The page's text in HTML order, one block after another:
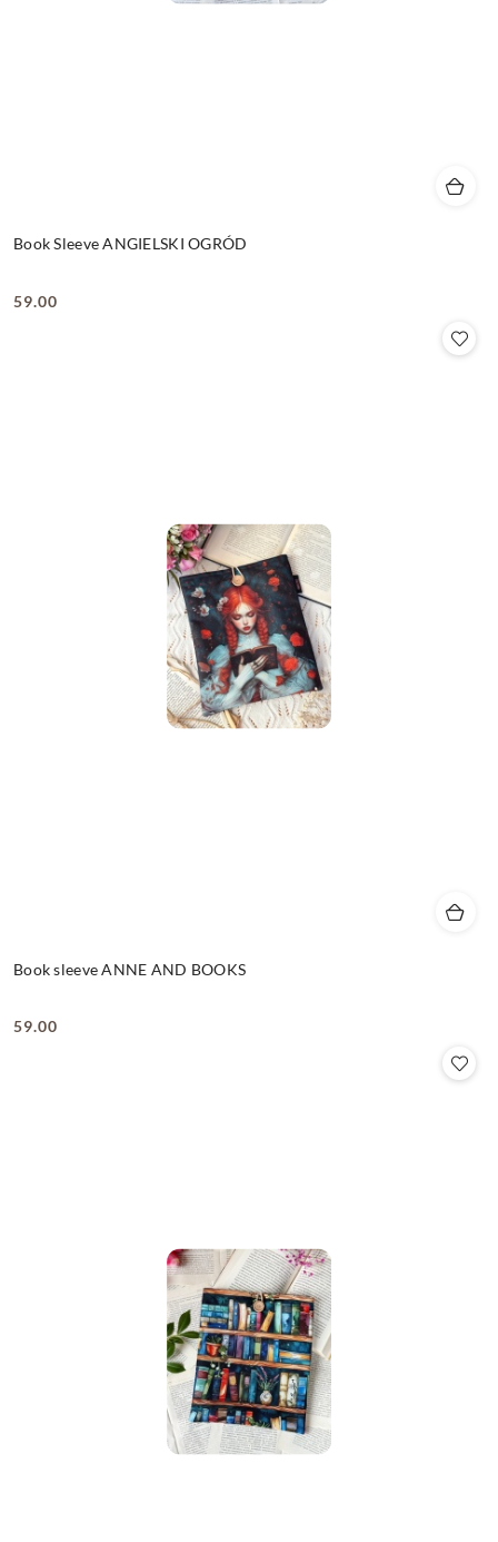
Book Sleeve ANGIELSKI OGRÓD
Cena:
59.00
Book sleeve ANNE AND BOOKS
Cena:
59.00